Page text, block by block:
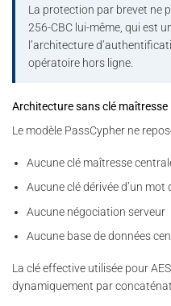
La protection par brevet ne
256-CBC lui-même, qui est
l’architecture
opératoire hors ligne.
Architecture sans clé maîtresse
Le modèle PassCypher ne
Aucune clé maîtresse
Aucune clé dérivée d’un mot
Aucune négociation serveur
Aucune base de données
La clé effective utilisée pour
dynamiquement par